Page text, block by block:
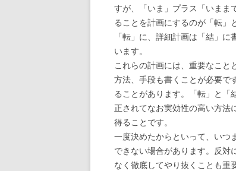
すが、「いま」プラス「いまま
ることを計画にするのが「転」
「転」に、詳細計画は「結」
います。
これらの計画には、重要なこと
方法、手段も書くことが必要で
ることがあります。「転」と「
正されてなお実効性の高い方法
得ることです。
一度決めたからといって、いつ
できない場合があります。反対
なく徹底してやり抜くことも重